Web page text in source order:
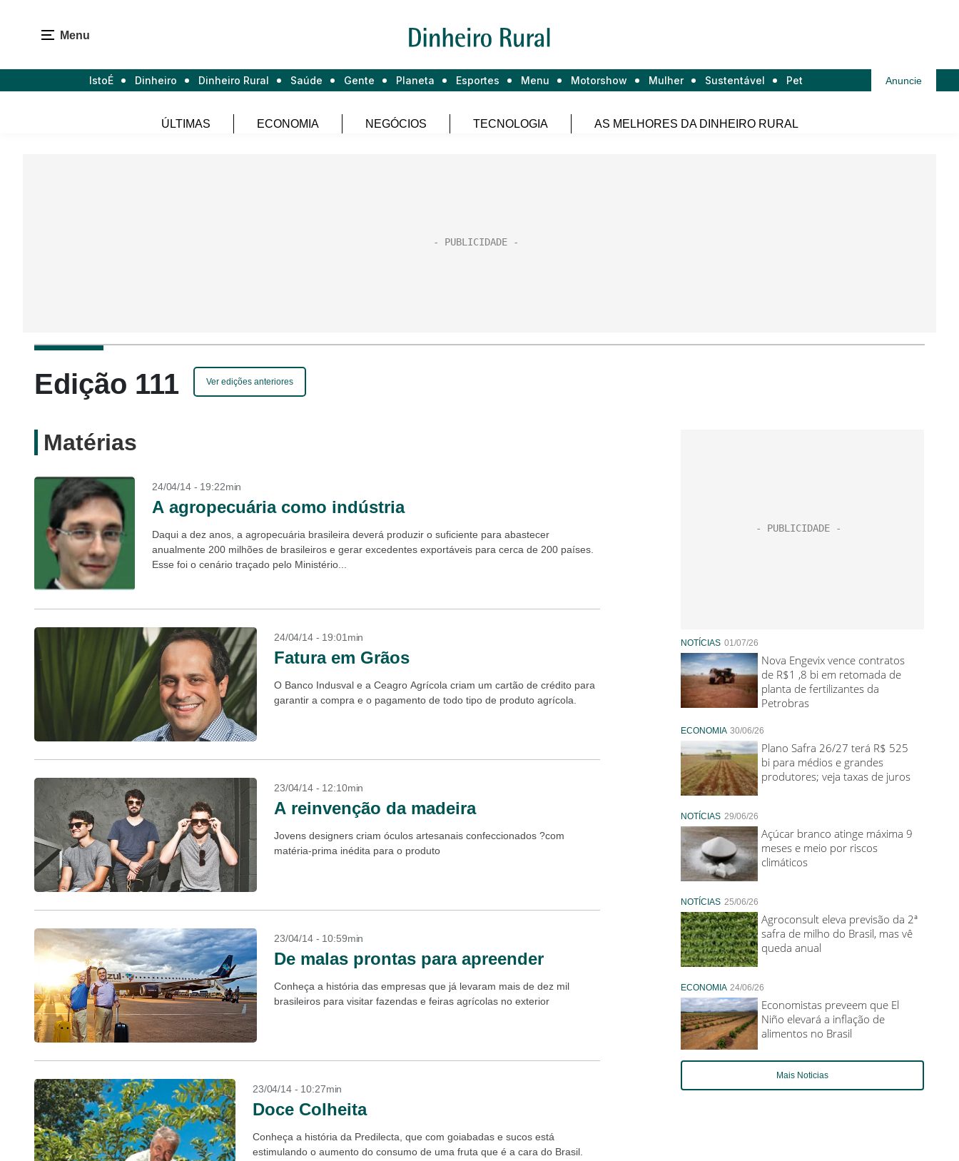
Menu
IstoÉ Dinheiro Dinheiro Rural Saúde Gente Planeta Esportes Menu Motorshow Mulher Sustentável Pet Anuncie
ÚLTIMAS ECONOMIA NEGÓCIOS TECNOLOGIA AS MELHORES DA DINHEIRO RURAL
Edição 111 Ver edições anteriores
Matérias
24/04/14 - 19:22min
A agropecuária como indústria
Daqui a dez anos, a agropecuária brasileira deverá produzir o suficiente para abastecer
anualmente 200 milhões de brasileiros e gerar excedentes exportáveis para cerca de 200 países.
Esse foi o cenário traçado pelo Ministério...
24/04/14 - 19:01min
Fatura em Grãos
O Banco Indusval e a Ceagro Agrícola criam um cartão de crédito para
garantir a compra e o pagamento de todo tipo de produto agrícola.
23/04/14 - 12:10min
A reinvenção da madeira
Jovens designers criam óculos artesanais confeccionados ?com
matéria-prima inédita para o produto
23/04/14 - 10:59min
De malas prontas para apreender
Conheça a história das empresas que já levaram mais de dez mil
brasileiros para visitar fazendas e feiras agrícolas no exterior
23/04/14 - 10:27min
Doce Colheita
Conheça a história da Predilecta, que com goiabadas e sucos está
estimulando o aumento do consumo de uma fruta que é a cara do Brasil.
NOTÍCIAS 01/07/26
Nova Engevix vence contratos
de R$1 ,8 bi em retomada de
planta de fertilizantes da
Petrobras
ECONOMIA 30/06/26
Plano Safra 26/27 terá R$ 525
bi para médios e grandes
produtores; veja taxas de juros
NOTÍCIAS 29/06/26
Açúcar branco atinge máxima 9
meses e meio por riscos
climáticos
NOTÍCIAS 25/06/26
Agroconsult eleva previsão da 2ª
safra de milho do Brasil, mas vê
queda anual
ECONOMIA 24/06/26
Economistas preveem que El
Niño elevará a inflação de
alimentos no Brasil
Mais Noticias